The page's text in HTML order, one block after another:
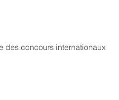
des concours internationaux